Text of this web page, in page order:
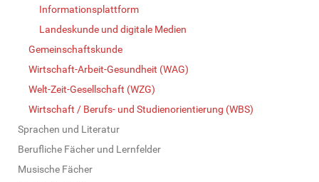
Informationsplattform
Landeskunde und digitale Medien
Gemeinschaftskunde
Wirtschaft-Arbeit-Gesundheit (WAG)
Welt-Zeit-Gesellschaft (WZG)
Wirtschaft / Berufs- und Studienorientierung (WBS)
Sprachen und Literatur
Berufliche Fächer und Lernfelder
Musische Fächer